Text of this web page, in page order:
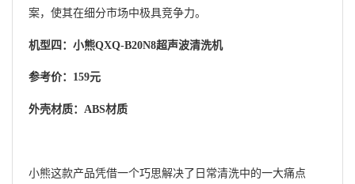
案，使其在细分市场中极具竞争力。
机型四：小熊QXQ-B20N8超声波清洗机
参考价：159元
外壳材质：ABS材质
小熊这款产品凭借一个巧思解决了日常清洗中的一大痛点